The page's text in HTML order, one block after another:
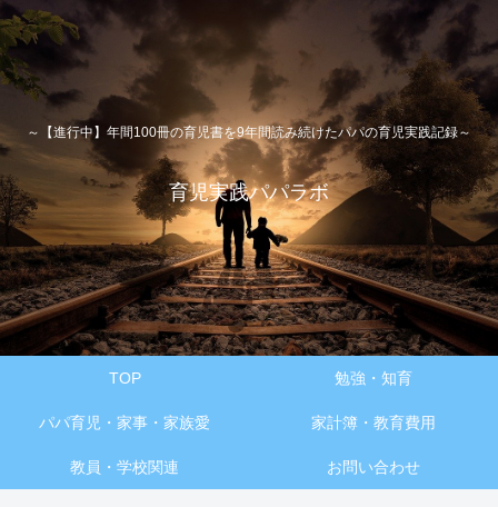
～【進行中】年間100冊の育児書を9年間読み続けたパパの育児実践記録～
育児実践パパラボ
TOP 勉強・知育
パパ育児・家事・家族愛 家計簿・教育費用
教員・学校関連 お問い合わせ